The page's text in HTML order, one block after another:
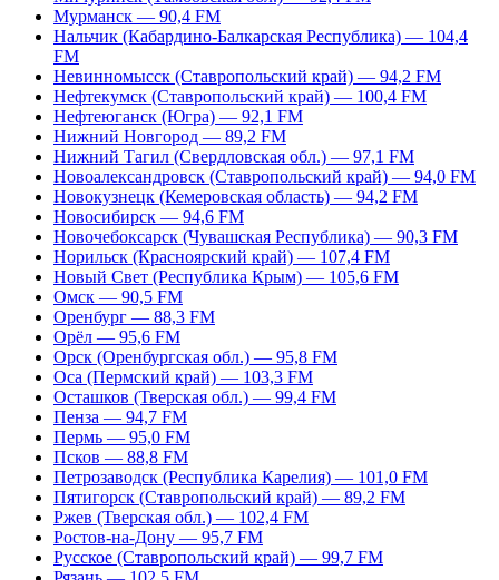
Мурманск — 90,4 FM
Нальчик (Кабардино-Балкарская Республика) — 104,4
FM
Невинномысск (Ставропольский край) — 94,2 FM
Нефтекумск (Ставропольский край) — 100,4 FM
Нефтеюганск (Югра) — 92,1 FM
Нижний Новгород — 89,2 FM
Нижний Тагил (Свердловская обл.) — 97,1 FM
Новоалександровск (Ставропольский край) — 94,0 FM
Новокузнецк (Кемеровская область) — 94,2 FM
Новосибирск — 94,6 FM
Новочебоксарск (Чувашская Республика) — 90,3 FM
Норильск (Красноярский край) — 107,4 FM
Новый Свет (Республика Крым) — 105,6 FM
Омск — 90,5 FM
Оренбург — 88,3 FM
Орёл — 95,6 FM
Орск (Оренбургская обл.) — 95,8 FM
Оса (Пермский край) — 103,3 FM
Осташков (Тверская обл.) — 99,4 FM
Пенза — 94,7 FM
Пермь — 95,0 FM
Псков — 88,8 FM
Петрозаводск (Республика Карелия) — 101,0 FM
Пятигорск (Ставропольский край) — 89,2 FM
Ржев (Тверская обл.) — 102,4 FM
Ростов-на-Дону — 95,7 FM
Русское (Ставропольский край) — 99,7 FM